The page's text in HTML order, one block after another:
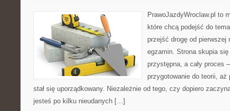
PrawoJazdyWroclaw.pl to
które chcą podejść do
przejść drogę od
egzamin. Strona skupia
przystępna, a cały proces
przygotowanie do teorii,
stał się uporządkowany. Niezależnie od tego, czy dopiero
jesteś po kilku nieudanych […]